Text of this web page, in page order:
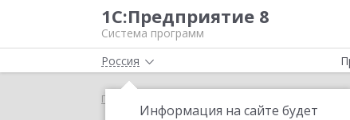
1С:Предприятие 8
Система программ
Россия
Информация на сайте будет
Главная